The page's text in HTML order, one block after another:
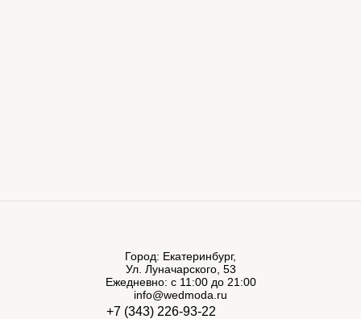
Город: Екатеринбург,
Ул. Луначарского, 53
Ежедневно: с 11:00 до 21:00
info@wedmoda.ru
+7 (343) 226-93-22